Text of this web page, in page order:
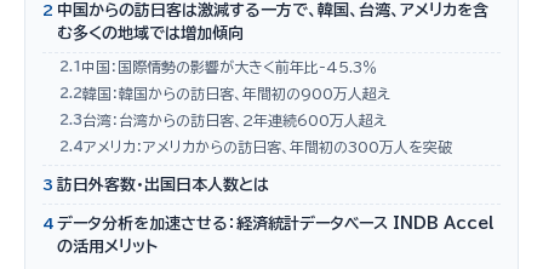
2 中国からの訪日客は激減する一方で、韓国、台湾、アメリカを含
む多くの地域では増加傾向
2.1 中国：国際情勢の影響が大きく前年比-45.3％
2.2韓国：韓国からの訪日客、年間初の900万人超え
2.3台湾：台湾からの訪日客、2年連続600万人超え
2.4アメリカ：アメリカからの訪日客、年間初の300万人を突破
3 訪日外客数・出国日本人数とは
4 データ分析を加速させる：経済統計データベース INDB Accel
の活用メリット